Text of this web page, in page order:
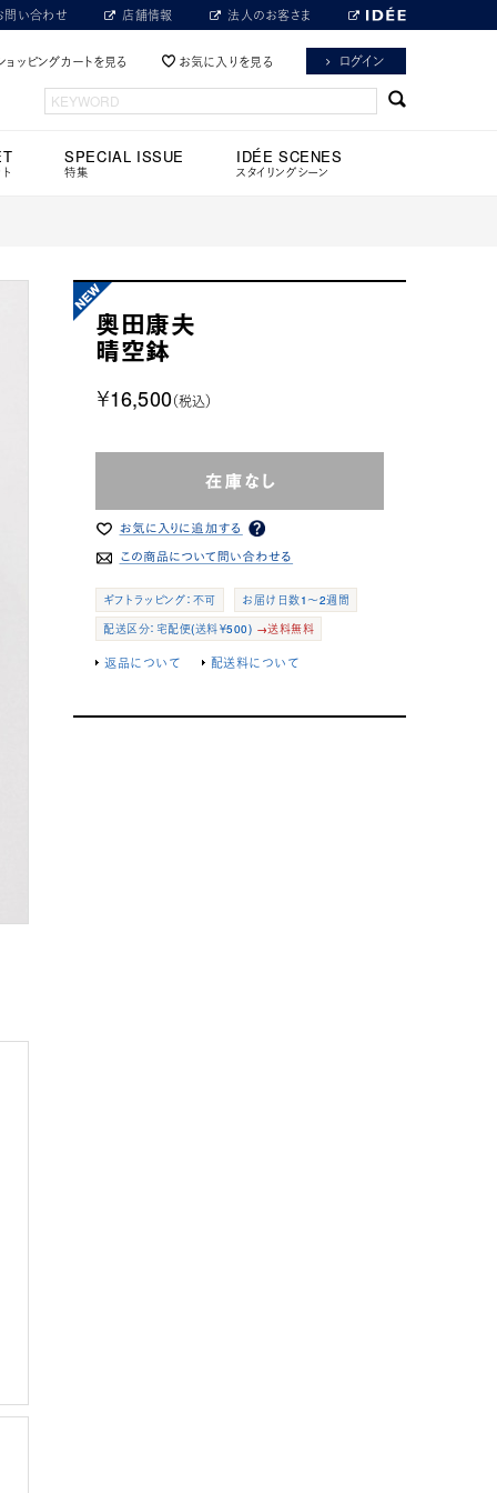
問い合わせ 店舗情報 法人のお客さま
ョッピングカートを見る お気に入りを見る ログイン
SPECIAL ISSUE
特集
IDÉE SCENES
スタイリングシーン
奥田康夫
晴空鉢
￥16,500（税込）
ギフトラッピング：不可
お届け日数1～2週間
配送区分：宅配便(送料￥500) →送料無料
返品について 配送料について